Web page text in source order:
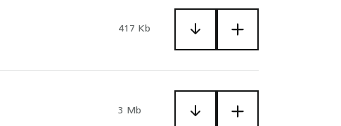
417 Kb
3 Mb